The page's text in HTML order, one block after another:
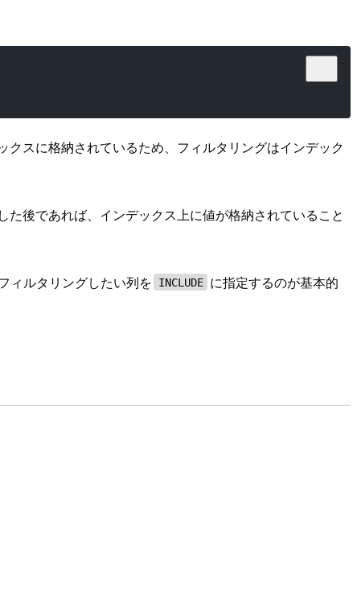
スに格納されているため、フィルタリングはインデック
後であれば、インデックス上に値が格納されていること
ィルタリングしたい列を INCLUDE に指定するのが基本的